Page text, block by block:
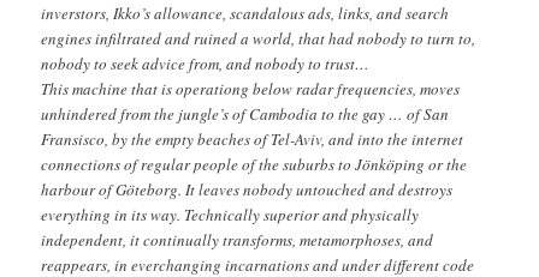
inverstors, Ikko’s allowance, scandalous ads, links, and search
engines infiltrated and ruined a world, that had nobody to turn to,
nobody to seek advice from, and nobody to trust…
This machine that is operationg below radar frequencies, moves
unhindered from the jungle’s of Cambodia to the gay … of San
Fransisco, by the empty beaches of Tel-Aviv, and into the internet
connections of regular people of the suburbs to Jönköping or the
harbour of Göteborg. It leaves nobody untouched and destroys
everything in its way. Technically superior and physically
independent, it continually transforms, metamorphoses, and
reappears, in everchanging incarnations and under different code